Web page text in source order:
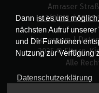
Dann ist es uns
nächsten Aufruf
und Dir Funktionen
Nutzung zur Verfügung
Datenschutzerklärung
Amraser
+43(0)512 / 58 19
Impressum|
2025 © Eltern-
Alle